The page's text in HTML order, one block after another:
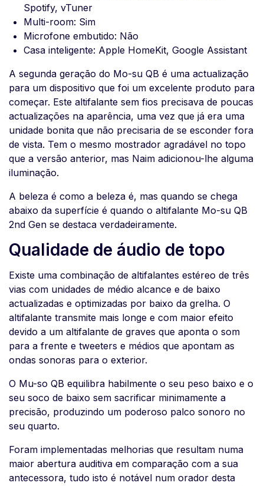
Spotify, vTuner
Multi-room: Sim
Microfone embutido: Não
Casa inteligente: Apple HomeKit, Google Assistant
A segunda geração do Mo-su QB é uma actualização
para um dispositivo que foi um excelente produto para
começar. Este altifalante sem fios precisava de poucas
actualizações na aparência, uma vez que já era uma
unidade bonita que não precisaria de se esconder fora
de vista. Tem o mesmo mostrador agradável no topo
que a versão anterior, mas Naim adicionou-lhe alguma
iluminação.
A beleza é como a beleza é, mas quando se chega
abaixo da superfície é quando o altifalante Mo-su QB
2nd Gen se destaca verdadeiramente.
Qualidade de áudio de topo
Existe uma combinação de altifalantes estéreo de três
vias com unidades de médio alcance e de baixo
actualizadas e optimizadas por baixo da grelha. O
altifalante transmite mais longe e com maior efeito
devido a um altifalante de graves que aponta o som
para a frente e tweeters e médios que apontam as
ondas sonoras para o exterior.
O Mu-so QB equilibra habilmente o seu peso baixo e o
seu soco de baixo sem sacrificar minimamente a
precisão, produzindo um poderoso palco sonoro no
seu quarto.
Foram implementadas melhorias que resultam numa
maior abertura auditiva em comparação com a sua
antecessora, tudo isto é notável num orador desta